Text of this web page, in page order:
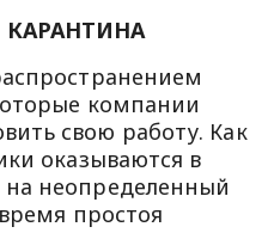
компании
свою работу. Как
оказываются в
неопределенный
простоя